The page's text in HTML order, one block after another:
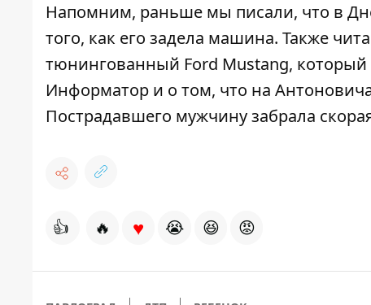
Напомним, раньше мы писали, что в
того, как его задела машина. Также
тюнингованный Ford Mustang,
Информатор и о том, что на
Пострадавшего мужчину забрала
👍 🔥 ♥ 😭 😆 😡